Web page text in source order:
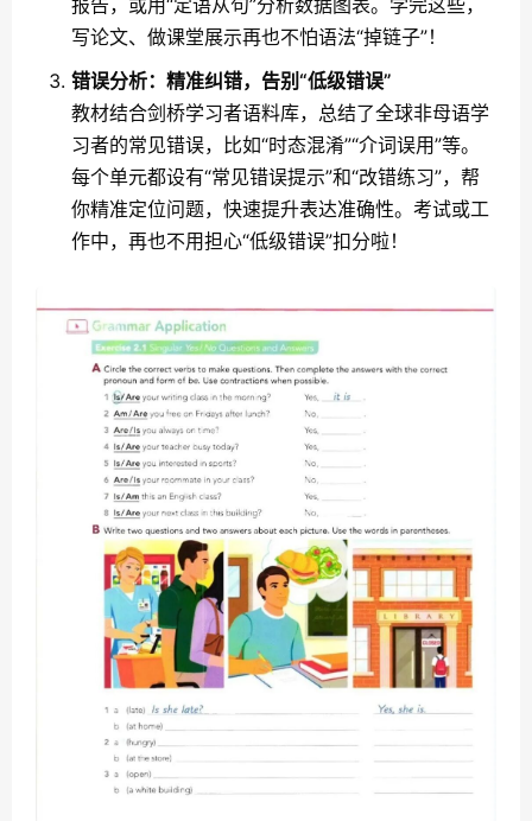
报告，或用“定语从句”分析数据图表。学完这些，
写论文、做课堂展示再也不怕语法“掉链子”！
错误分析：精准纠错，告别“低级错误”
教材结合剑桥学习者语料库，总结了全球非母语学
习者的常见错误，比如“时态混淆”“介词误用”等。
每个单元都设有“常见错误提示”和“改错练习”，帮
你精准定位问题，快速提升表达准确性。考试或工
作中，再也不用担心“低级错误”扣分啦！